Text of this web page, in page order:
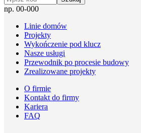
np. 00-000
Linie domów
Projekty
Wykończenie pod klucz
Nasze usługi
Przewodnik po procesie budowy
Zrealizowane projekty
O firmie
Kontakt do firmy
Kariera
FAQ